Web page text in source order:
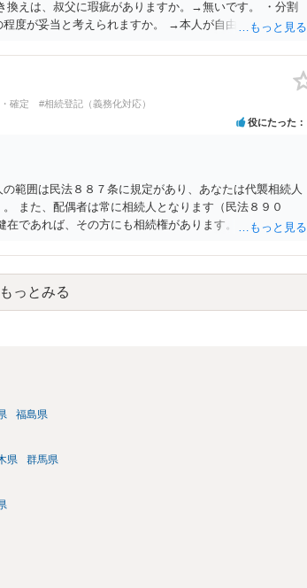
換えは、叔父に瑕疵がありますか。→無いです。 ・分割
度が妥当と考えられますか。 →本人が自由に決められま
とは、遺産はいらないということでしょうか。遺言で、
できます。理由を説明する必要はありません。
確定 #相続登記（義務化対応）
役にたった
範囲は民法８８７条に規定があり、あなたは代襲相続人
また、配偶者は常に相続人となります（民法８９０
であれば、その方にも相続権があります。つまり、孫５
もっとみる
福島県
県 群馬県